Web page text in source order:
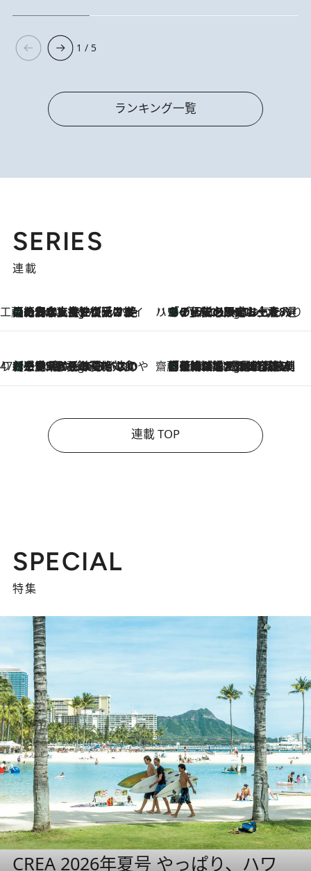
1 / 5
ランキング一覧
SERIES
連載
工藤まやのおもてなしハワイ
7 Hours Ago
【ハワイ土産】ローカルの絶大な支持で復活！ 絶品の幻クッキー《元ファンの日本人女性が受け継いだ名店》 ハワイ賢者 リサのお気に入りリスト7 Hours Ago
あの伝説の限定トートも！ リニューアルした「ディーン＆デルーカ ハワイ」で必須のお土産8選
47都道府県の手みやげ ひんやりスイーツで夏を満喫
7 Hours Ago
【三重県】この夏絶対食べたい 冷やしておいしいおやつ3選 お餅×アイスの新感覚スイーツ 齋藤 薫 美容脳ルネサンス
7 Hours Ago
「荷物が増えるほど旅ストレスは増す」美容ジャーナリストがたどり着いた最終結論。“化粧品を劇的に減らす”感動の凝縮美容とは
連載 TOP
SPECIAL
特集
CREA 2026年夏号 やっぱり、ハワ